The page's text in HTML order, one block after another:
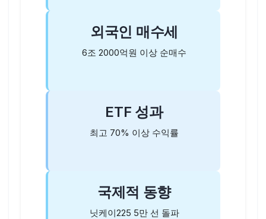
외국인 매수세
6조 2000억원 이상 순매수
ETF 성과
최고 70% 이상 수익률
국제적 동향
닛케이225 5만 선 돌파